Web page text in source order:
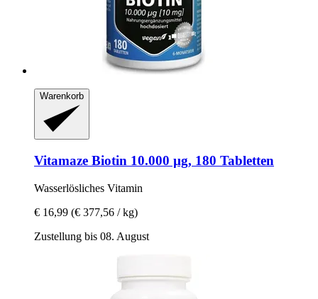
Warenkorb
Vitamaze Biotin 10.000 µg, 180 Tabletten
Wasserlösliches Vitamin
€ 16,99 (€ 377,56 / kg)
Zustellung bis 08. August